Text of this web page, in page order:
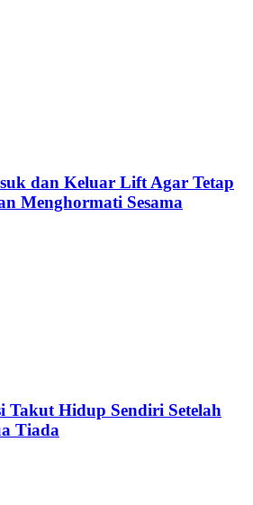
dan Keluar Lift Agar Tetap
Menghormati Sesama
Takut Hidup Sendiri Setelah
Tiada